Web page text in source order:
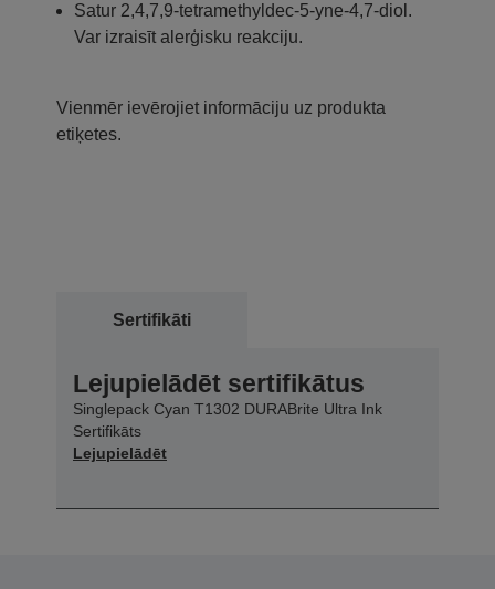
Satur 2,4,7,9-tetramethyldec-5-yne-4,7-diol.
Var izraisīt alerģisku reakciju.
Vienmēr ievērojiet informāciju uz produkta
etiķetes.
Sertifikāti
Lejupielādēt sertifikātus
Singlepack Cyan T1302 DURABrite Ultra Ink
Sertifikāts
Lejupielādēt